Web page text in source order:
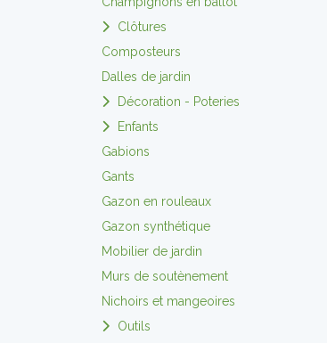
Clôtures
Composteurs
Dalles de jardin
Décoration - Poteries
Enfants
Gabions
Gants
Gazon en rouleaux
Gazon synthétique
Mobilier de jardin
Murs de soutènement
Nichoirs et mangeoires
Outils